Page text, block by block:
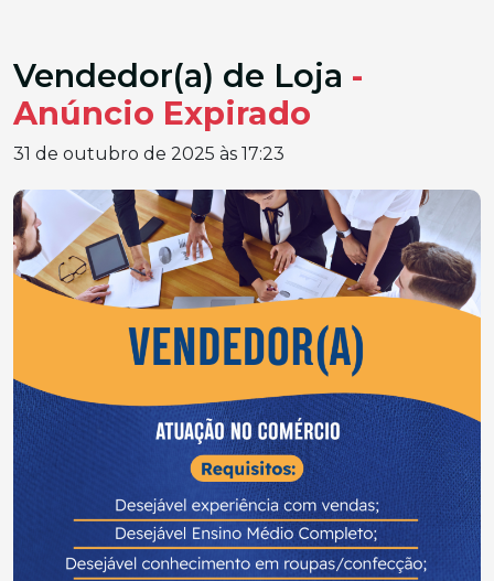
Vendedor(a) de Loja -
Anúncio Expirado
31 de outubro de 2025 às 17:23